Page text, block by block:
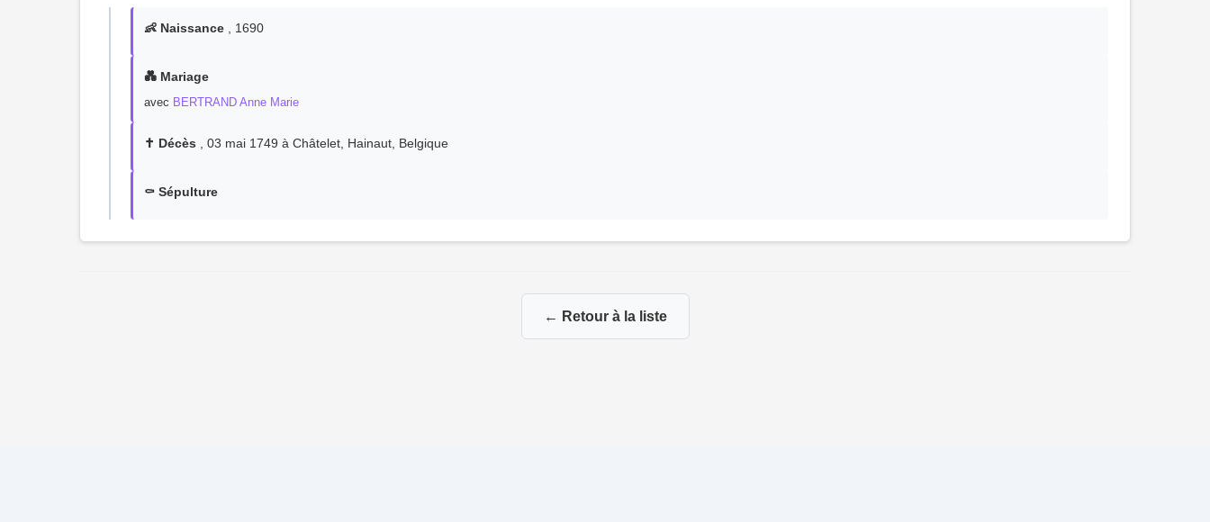
👶 Naissance , 1690
💑 Mariage
avec BERTRAND Anne Marie
✝️ Décès , 03 mai 1749 à Châtelet, Hainaut, Belgique
⚰️ Sépulture
← Retour à la liste